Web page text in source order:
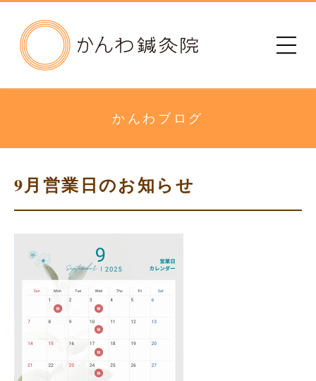
治療院のご案内
メニュー・料金
診療時間
患者さまの声
アクセス
かんわブログ
かんわブログ
9月営業日のお知らせ